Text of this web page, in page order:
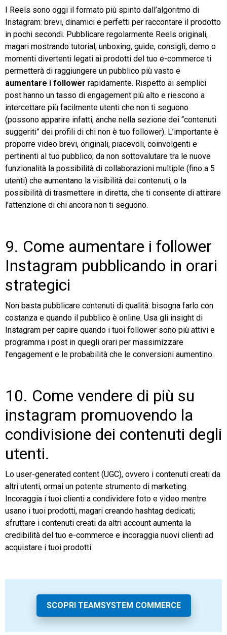
I Reels sono oggi il formato più spinto dall’algoritmo di
Instagram: brevi, dinamici e perfetti per raccontare il prodotto
in pochi secondi. Pubblicare regolarmente Reels originali,
magari mostrando tutorial, unboxing, guide, consigli, demo o
momenti divertenti legati ai prodotti del tuo e-commerce ti
permetterà di raggiungere un pubblico più vasto e
aumentare i follower rapidamente. Rispetto ai semplici
post hanno un tasso di engagement più alto e riescono a
intercettare più facilmente utenti che non ti seguono
(possono apparire infatti, anche nella sezione dei “contenuti
suggeriti” dei profili di chi non è tuo follower). L’importante è
proporre video brevi, originali, piacevoli, coinvolgenti e
pertinenti al tuo pubblico; da non sottovalutare tra le nuove
funzionalità la possibilità di collaborazioni multiple (fino a 5
utenti) che aumentano la visibilità dei contenuti, o la
possibilità di trasmettere in diretta, che ti consente di attirare
l’attenzione di chi ancora non ti seguono.
9. Come aumentare i follower
Instagram pubblicando in orari
strategici
Non basta pubblicare contenuti di qualità: bisogna farlo con
costanza e quando il pubblico è online. Usa gli insight di
Instagram per capire quando i tuoi follower sono più attivi e
programma i post in quegli orari per massimizzare
l’engagement e le probabilità che le conversioni aumentino.
10. Come vendere di più su
instagram promuovendo la
condivisione dei contenuti degli
utenti.
Lo user-generated content (UGC), ovvero i contenuti creati da
altri utenti, ormai un potente strumento di marketing.
Incoraggia i tuoi clienti a condividere foto e video mentre
usano i tuoi prodotti, magari creando hashtag dedicati;
sfruttare i contenuti creati da altri account aumenta la
credibilità del tuo e-commerce e incoraggia nuovi clienti ad
acquistare i tuoi prodotti.
SCOPRI TEAMSYSTEM COMMERCE